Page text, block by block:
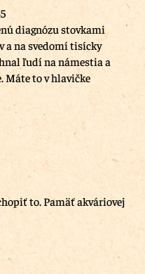
diagnózu stovkami
a na svedomí tisícky
ľudí na námestia a
Máte to v hlavičke
to. Pamäť akváriovej